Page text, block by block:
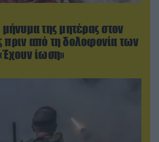
της μητέρας στον
από τη δολοφονία των
ίωση»